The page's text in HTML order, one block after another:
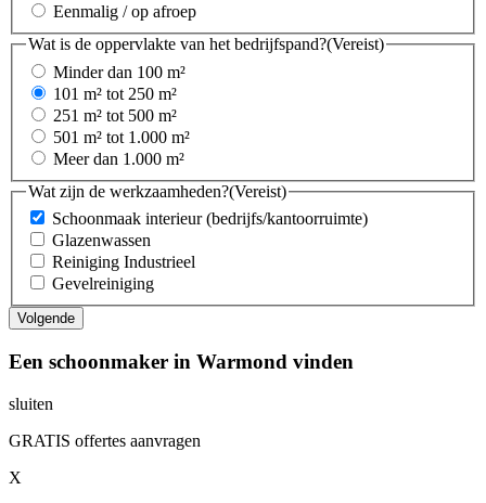
Eenmalig / op afroep
Wat is de oppervlakte van het bedrijfspand?(Vereist)
Minder dan 100 m²
101 m² tot 250 m²
251 m² tot 500 m²
501 m² tot 1.000 m²
Meer dan 1.000 m²
Wat zijn de werkzaamheden?(Vereist)
Schoonmaak interieur (bedrijfs/kantoorruimte)
Glazenwassen
Reiniging Industrieel
Gevelreiniging
Een schoonmaker in Warmond vinden
sluiten
GRATIS offertes aanvragen
X